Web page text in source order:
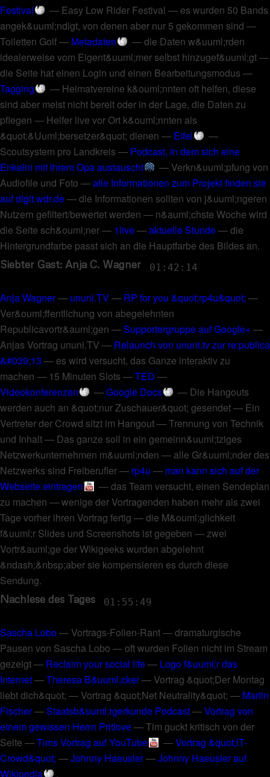
Festival
— Easy Low Rider Festival — es wurden 50 Bands
angek&uuml;ndigt, von denen aber nur 5 gekommen sind —
Toiletten Golf— Metadaten —die Daten w&uuml;rden
idealerweise vom Eigent&uuml;mer selbst hinzugef&uuml;gt—
die Seite hat einen Login und einen Bearbeitungsmodus —
Tagging
— Heimatvereine k&ouml;nnten oft helfen, diese
sind aber meist nicht bereit oder in der Lage, die Daten zu
pflegen — Helfer live vor Ort k&ouml;nnten als
&quot;&Uuml;bersetzer&quot; dienen — Eifel
—
Scoutsystem pro Landkreis — Podcast, in dem sich eine
Enkelin mit ihrem Opa austauscht
—Verkn&uuml;pfung von
Audiofile und Foto —alle Informationen zum Projekt finden sie
auf digit.wdr.de—die Informationen sollten von j&uuml;ngeren
Nutzern gefiltert/bewertet werden — n&auml;chste Woche wird
die Seite sch&ouml;ner— 1live—aktuelle Stunde—die
Hintergrundfarbe passt sich an die Hauptfarbe des Bildes an.
Siebter Gast: Anja C. Wagner 01:42:14
Anja Wagner— ununi.TV— RP for you &quot;rp4u&quot; —
Ver&ouml;ffentlichung von abegelehnten
Republicavortr&auml;gen —Supportergruppe auf Google+—
Anjas Vortrag ununi.TV — Relaunch von ununi.tv zur re:publica
&#039;13 — es wird versucht, das Ganze interaktiv zu
machen — 15 Minuten Slots —TED —
Videokonferenzen
—Google Docs — Die Hangouts
werden auch an &quot;nur Zuschauer&quot; gesendet— Ein
Vertreter der Crowd sitzt im Hangout—Trennung von Technik
und Inhalt— Das ganze soll in ein gemeinn&uuml;tziges
Netzwerkunternehmen m&uuml;nden — alle Gr&uuml;nder des
Netzwerks sind Freiberufler— rp4u — man kann sich auf der
Webseite eintragen
—das Team versucht, einen Sendeplan
zu machen —wenige der Vortragenden haben mehr als zwei
Tage vorher ihren Vortrag fertig —die M&ouml;glichkeit
f&uuml;r Slides und Screenshots ist gegeben —zwei
Vortr&auml;ge der Wikigeeks wurden abgelehnt
&ndash;&nbsp;aber sie kompensieren es durch diese
Sendung.
Nachlese des Tages 01:55:49
Sascha Lobo—Vortrags-Folien-Rant—dramaturgische
Pausen von Sascha Lobo —oft wurden Folien nicht im Stream
gezeigt— Reclaim your social life— Logo f&uuml;r das
Internet—Theresa B&uuml;cker—Vortrag &quot;Der Montag
liebt dich&quot; —Vortrag &quot;Net Neutrality&quot; — Martin
Fischer—Staatsb&uuml;rgerkunde Podcast—Vortrag von
einem gewissen Herrn Pritlove—Tim guckt kritisch von der
Seite —Tims Vortrag auf YouTube —Vortrag &quot;IT-
Crowd&quot; —Johnny Haeusler—Johnny Haeusler auf
Wikipedia
.